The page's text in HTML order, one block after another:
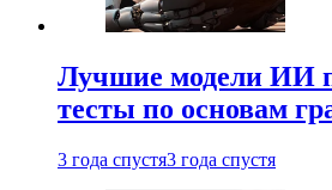
Лучшие модели ИИ
тесты по основам
3 года спустя3 года спустя